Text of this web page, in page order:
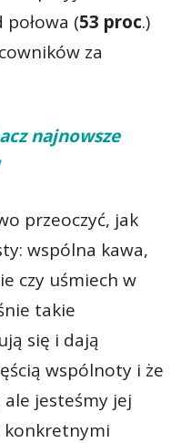
połowa (53 proc.)
za
najnowsze
przeoczyć, jak
wspólna kawa,
czy uśmiech w
takie
się i dają
wspólnoty i że
jesteśmy jej
konkretnymi